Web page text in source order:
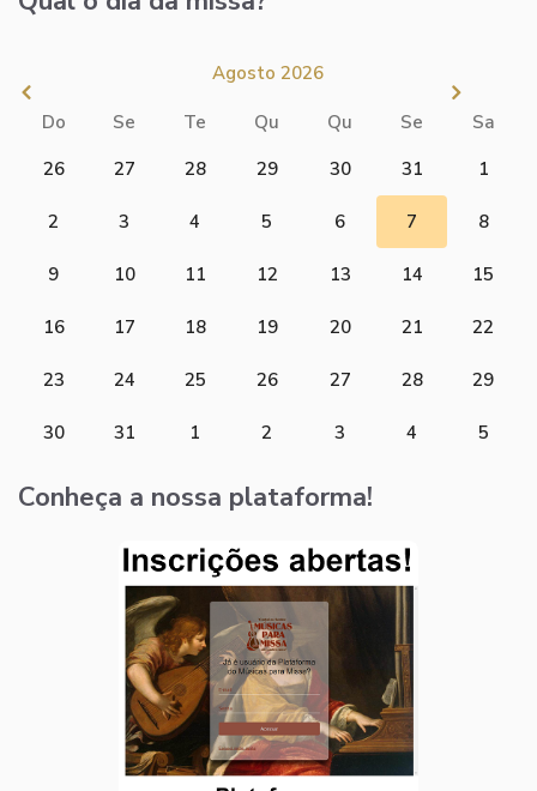
Agosto 2026
Do Se Te Qu Qu Se
Sa
26
27 28 29 30 31 1
2 3 4 5 6 7 8
9 10 11 12 13 14 15
16 17 18 19 20 21 22
23 24 25 26 27 28 29
30 31 1 2 3 4 5
Conheça a nossa plataforma!